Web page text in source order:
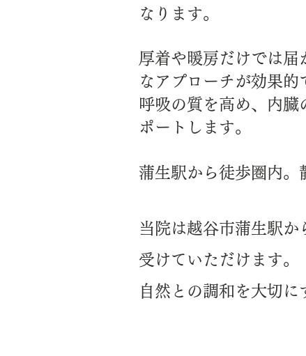
なります。
厚着や暖房だけでは
なアプローチが効果的
呼吸の質を高め、内
ポートします。
蒲生駅から徒歩圏内。
当院は越谷市蒲生駅
受けていただけます。
自然との調和を大切に